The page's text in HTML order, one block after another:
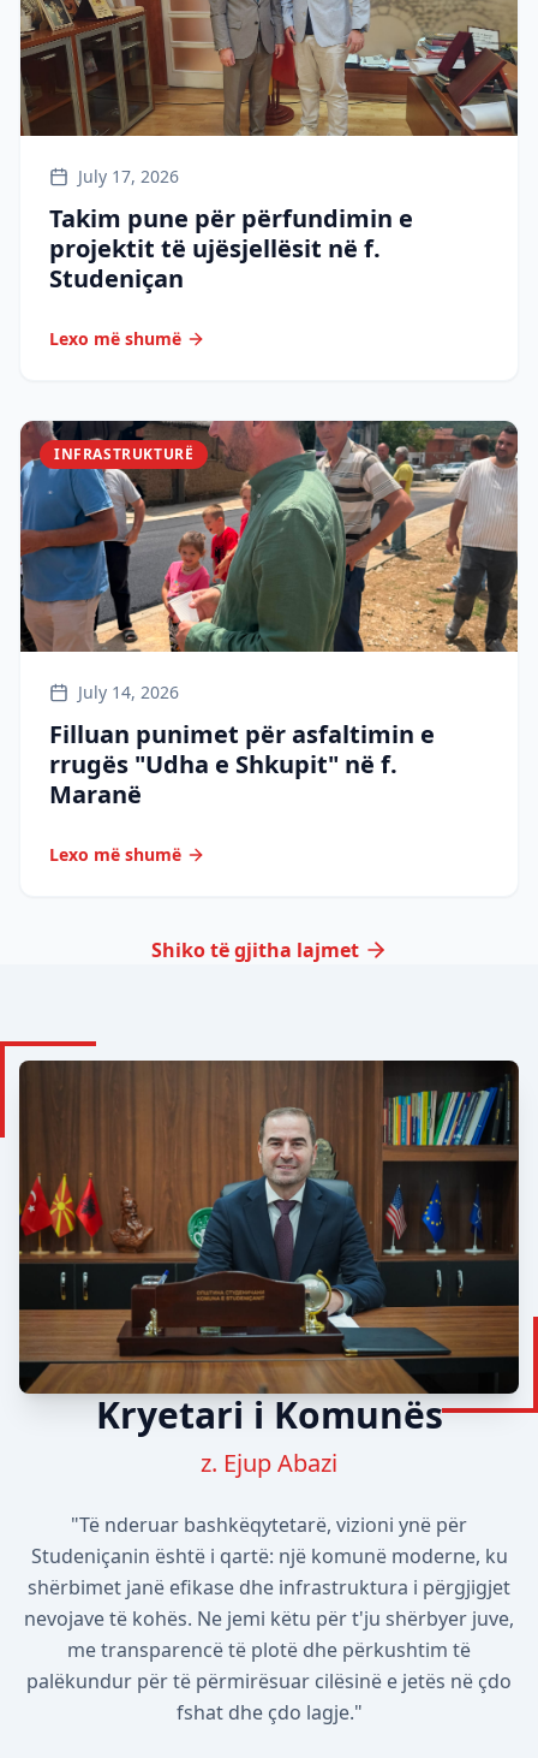
July 17, 2026
Takim pune për përfundimin e
projektit të ujësjellësit në f.
Studeniçan
Lexo më shumë
INFRASTRUKTURË
July 14, 2026
Filluan punimet për asfaltimin e
rrugës "Udha e Shkupit" në f.
Maranë
Lexo më shumë
Shiko të gjitha lajmet
Kryetari i Komunës
z. Ejup Abazi
"Të nderuar bashkëqytetarë, vizioni ynë për
Studeniçanin është i qartë: një komunë moderne, ku
shërbimet janë efikase dhe infrastruktura i përgjigjet
nevojave të kohës. Ne jemi këtu për t'ju shërbyer juve,
me transparencë të plotë dhe përkushtim të
palëkundur për të përmirësuar cilësinë e jetës në çdo
fshat dhe çdo lagje."